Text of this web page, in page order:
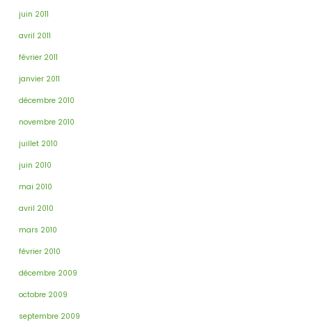
juin 2011
avril 2011
février 2011
janvier 2011
décembre 2010
novembre 2010
juillet 2010
juin 2010
mai 2010
avril 2010
mars 2010
février 2010
décembre 2009
octobre 2009
septembre 2009